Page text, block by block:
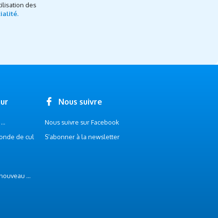
des
de cul
...
Nous suivre
Nous suivre sur Facebook
S’abonner à la newsletter